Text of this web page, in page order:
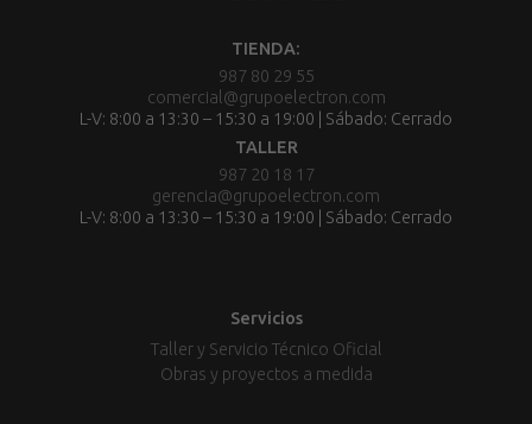
TIENDA:
987 80 29 55
comercial@grupoelectron.com
L-V: 8:00 a 13:30 – 15:30 a 19:00 | Sábado: Cerrado
TALLER
987 20 18 17
gerencia@grupoelectron.com
L-V: 8:00 a 13:30 – 15:30 a 19:00 | Sábado: Cerrado
Servicios
Taller y Servicio Técnico Oficial
Obras y proyectos a medida